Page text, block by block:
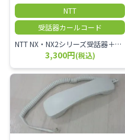
NTT
受話器カールコード
NTT NX・NX2シリーズ受話器＋カールコード
3,300円(税込)